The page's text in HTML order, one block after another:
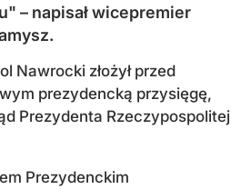
– napisał wicepremier
Nawrocki złożył przed
prezydencką przysięgę,
Prezydenta Rzeczypospolitej
Prezydenckim